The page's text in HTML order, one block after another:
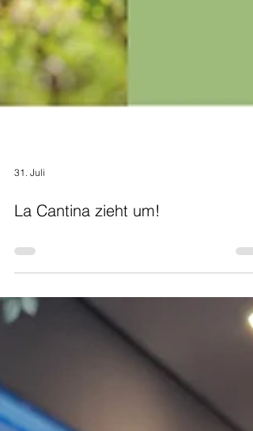
31. Juli
La Cantina zieht um!